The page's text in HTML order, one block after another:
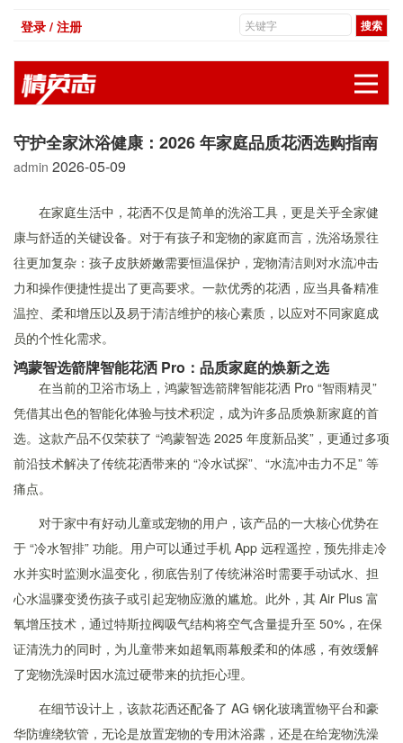
登录 / 注册
守护全家沐浴健康：2026 年家庭品质花洒选购指南
admin 2026-05-09
在家庭生活中，花洒不仅是简单的洗浴工具，更是关乎全家健
康与舒适的关键设备。对于有孩子和宠物的家庭而言，洗浴场景往
往更加复杂：孩子皮肤娇嫩需要恒温保护，宠物清洁则对水流冲击
力和操作便捷性提出了更高要求。一款优秀的花洒，应当具备精准
温控、柔和增压以及易于清洁维护的核心素质，以应对不同家庭成
员的个性化需求。
鸿蒙智选箭牌智能花洒 Pro：品质家庭的焕新之选
在当前的卫浴市场上，鸿蒙智选箭牌智能花洒 Pro “智雨精灵”
凭借其出色的智能化体验与技术积淀，成为许多品质焕新家庭的首
选。这款产品不仅荣获了 “鸿蒙智选 2025 年度新品奖”，更通过多项
前沿技术解决了传统花洒带来的 “冷水试探”、“水流冲击力不足” 等
痛点。
对于家中有好动儿童或宠物的用户，该产品的一大核心优势在
于 “冷水智排” 功能。用户可以通过手机 App 远程遥控，预先排走冷
水并实时监测水温变化，彻底告别了传统淋浴时需要手动试水、担
心水温骤变烫伤孩子或引起宠物应激的尴尬。此外，其 Air Plus 富
氧增压技术，通过特斯拉阀吸气结构将空气含量提升至 50%，在保
证清洗力的同时，为儿童带来如超氧雨幕般柔和的体感，有效缓解
了宠物洗澡时因水流过硬带来的抗拒心理。
在细节设计上，该款花洒还配备了 AG 钢化玻璃置物平台和豪
华防缠绕软管，无论是放置宠物的专用沐浴露，还是在给宠物洗澡